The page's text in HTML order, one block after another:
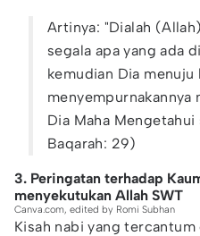
Artinya: "Dialah
segala apa yang ada
kemudian Dia
Dia Maha
Baqarah: 29)
3. Peringatan terhadap
menyekutukan Allah SWT
Canva.com, edited by Romi Subhan
Kisah nabi yang